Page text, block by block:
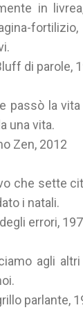
in
di parole,
passò la
una vita.
Zen, 2012
che sette
i natali.
errori,
agli
parlante,